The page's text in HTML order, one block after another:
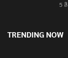
5
TRENDING NOW